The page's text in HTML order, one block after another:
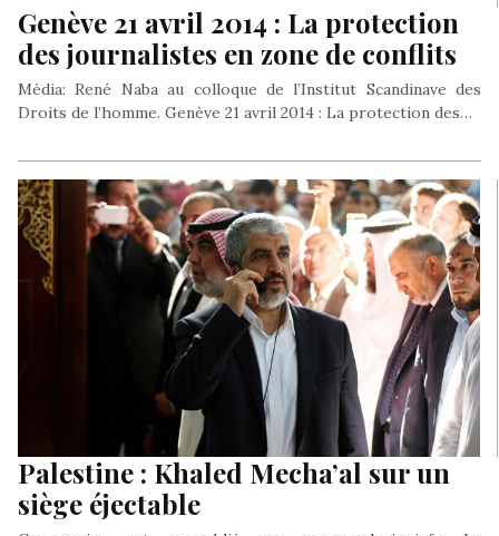
Genève 21 avril 2014 : La protection
des journalistes en zone de conflits
Média: René Naba au colloque de l’Institut Scandinave des
Droits de l’homme. Genève 21 avril 2014 : La protection des…
Palestine : Khaled Mecha’al sur un
siège éjectable